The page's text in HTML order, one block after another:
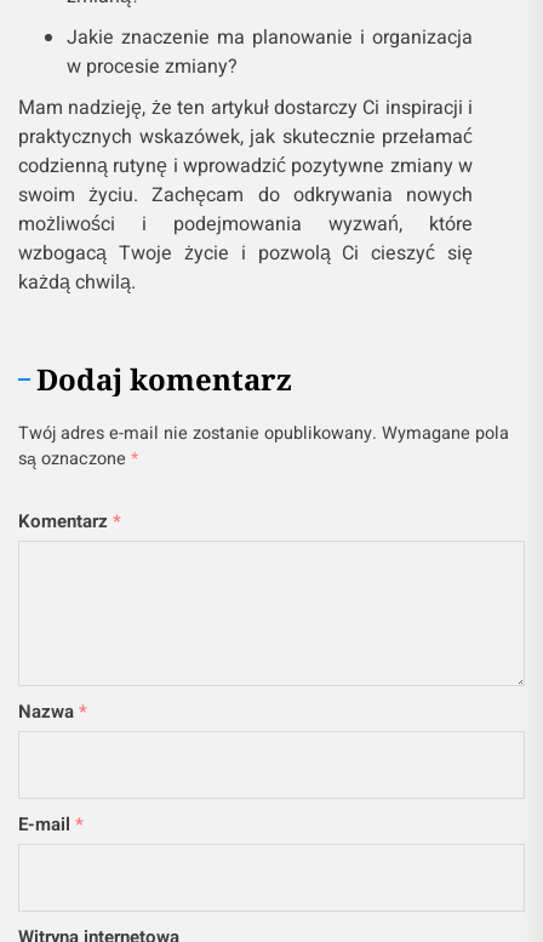
Jakie znaczenie ma planowanie i organizacja
w procesie zmiany?
Mam nadzieję, że ten artykuł dostarczy Ci inspiracji i
praktycznych wskazówek, jak skutecznie przełamać
codzienną rutynę i wprowadzić pozytywne zmiany w
swoim życiu. Zachęcam do odkrywania nowych
możliwości i podejmowania wyzwań, które
wzbogacą Twoje życie i pozwolą Ci cieszyć się
każdą chwilą.
Dodaj komentarz
Twój adres e-mail nie zostanie opublikowany. Wymagane pola
są oznaczone *
Komentarz *
Nazwa*
E-mail *